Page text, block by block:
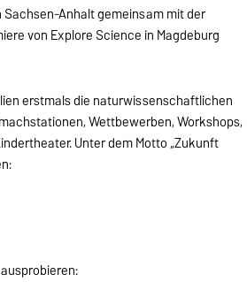
Sachsen-Anhalt gemeinsam mit der
von Explore Science in Magdeburg
erstmals die naturwissenschaftlichen
Wettbewerben, Workshops,
Unter dem Motto „Zukunft